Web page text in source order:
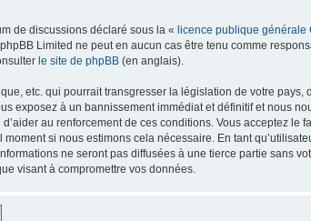
de discussions déclaré sous la « licence publique générale
Limited ne peut en aucun cas être tenu comme
le site de phpBB (en anglais).
etc. qui pourrait transgresser la législation de votre pays,
exposez à un bannissement immédiat et définitif et nous
au renforcement de ces conditions. Vous acceptez le
si nous estimons cela nécessaire. En tant
ne seront pas diffusées à une tierce partie sans
visant à compromettre vos données.